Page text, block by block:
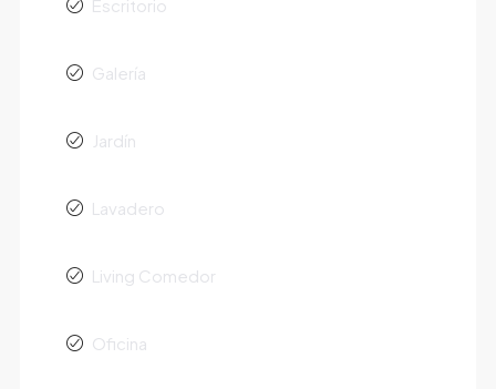
Escritorio
Galería
Jardín
Lavadero
Living Comedor
Oficina